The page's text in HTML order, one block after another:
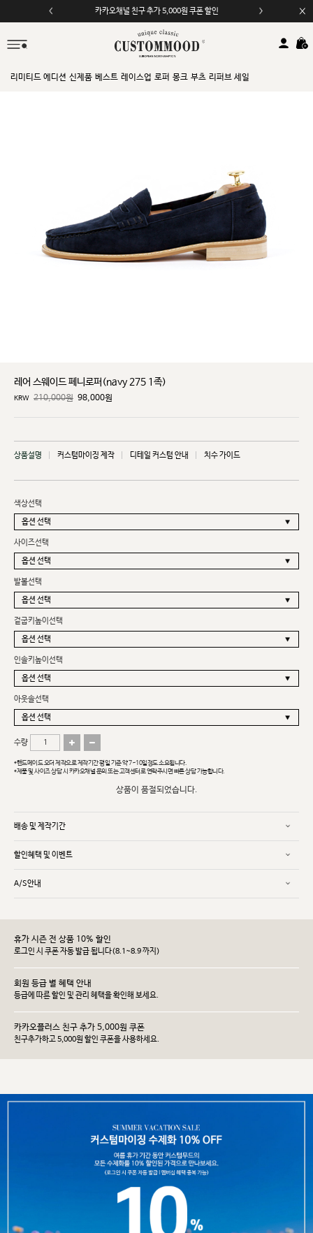
모바일 앱 자동 2,000원 할인
리미티드 에디션 신제품 베스트 레이스업 로퍼 몽크 부츠 리퍼브 세일
레어 스웨이드 페니로퍼(navy 275 1족)
KRW 210,000원 98,000원
상품설명 커스텀마이징 제작 디테일 커스텀 안내 치수 가이드
색상선택
사이즈선택
발볼선택
겉굽키높이선택
인솔키높이선택
아웃솔선택
수량
*핸드메이드 오더 제작으로 제작기간 평일 기준 약 7~10일정도 소요됩니다.
*제품 및 사이즈 상담 시 카카오채널 문의 또는 고객센터로 연락주시면 빠른 상담 가능합니다.
상품이 품절되었습니다.
배송 및 제작기간
할인혜택 및 이벤트
A/S안내
휴가 시즌 전 상품 10% 할인
로그인 시 쿠폰 자동 발급 됩니다(8.1~8.9 까지)
회원 등급 별 혜택 안내
등급에 따른 할인 및 관리 헤택을 확인해 보세요.
카카오플러스 친구 추가 5,000원 쿠폰
친구추가하고 5,000원 할인 쿠폰을 사용하세요.